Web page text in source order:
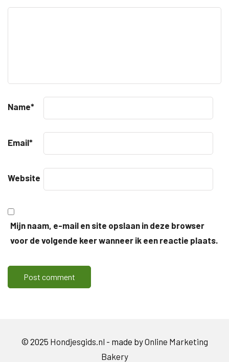
Name*
Email*
Website
Mijn naam, e-mail en site opslaan in deze browser
voor de volgende keer wanneer ik een reactie plaats.
© 2025 Hondjesgids.nl - made byOnline Marketing
Bakery